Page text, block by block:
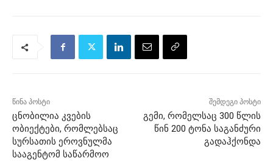
წინა პოსტი
ცნობილია კვების
ობიექტები, რომლებსაც
სურსათის ეროვნულმა
სააგენტომ საწარმოო
შემდეგი პოსტი
გემი, რომელსაც 300 წლის
წინ 200 ტონა საგანძური
გადაჰქონდა